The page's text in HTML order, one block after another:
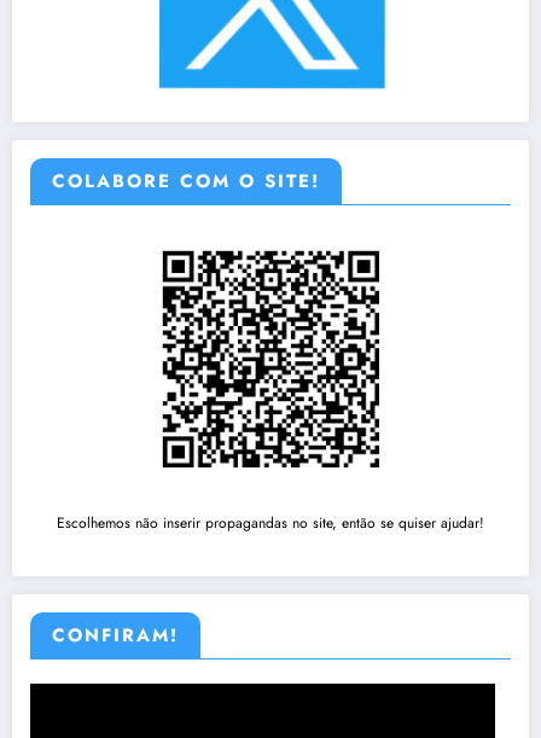
COLABORE COM O SITE!
Escolhemos não inserir propagandas no site, então se quiser ajudar!
CONFIRAM!